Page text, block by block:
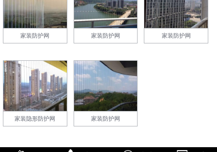
家装防护网 家装防护网 家装防护网
家装隐形防护网 家装防护网